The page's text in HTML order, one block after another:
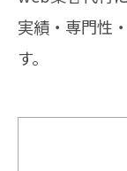
実績・専門性
す。